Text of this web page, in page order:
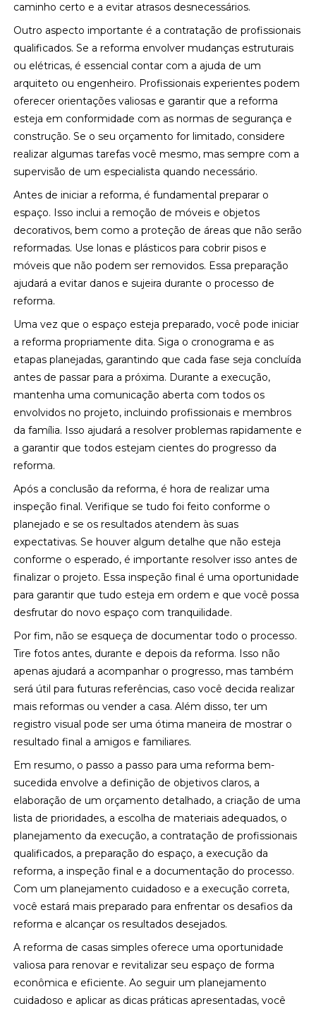
caminho certo e a evitar atrasos desnecessários.
Outro aspecto importante é a contratação de profissionais
qualificados. Se a reforma envolver mudanças estruturais
ou elétricas, é essencial contar com a ajuda de um
arquiteto ou engenheiro. Profissionais experientes podem
oferecer orientações valiosas e garantir que a reforma
esteja em conformidade com as normas de segurança e
construção. Se o seu orçamento for limitado, considere
realizar algumas tarefas você mesmo, mas sempre com a
supervisão de um especialista quando necessário.
Antes de iniciar a reforma, é fundamental preparar o
espaço. Isso inclui a remoção de móveis e objetos
decorativos, bem como a proteção de áreas que não serão
reformadas. Use lonas e plásticos para cobrir pisos e
móveis que não podem ser removidos. Essa preparação
ajudará a evitar danos e sujeira durante o processo de
reforma.
Uma vez que o espaço esteja preparado, você pode iniciar
a reforma propriamente dita. Siga o cronograma e as
etapas planejadas, garantindo que cada fase seja concluída
antes de passar para a próxima. Durante a execução,
mantenha uma comunicação aberta com todos os
envolvidos no projeto, incluindo profissionais e membros
da família. Isso ajudará a resolver problemas rapidamente e
a garantir que todos estejam cientes do progresso da
reforma.
Após a conclusão da reforma, é hora de realizar uma
inspeção final. Verifique se tudo foi feito conforme o
planejado e se os resultados atendem às suas
expectativas. Se houver algum detalhe que não esteja
conforme o esperado, é importante resolver isso antes de
finalizar o projeto. Essa inspeção final é uma oportunidade
para garantir que tudo esteja em ordem e que você possa
desfrutar do novo espaço com tranquilidade.
Por fim, não se esqueça de documentar todo o processo.
Tire fotos antes, durante e depois da reforma. Isso não
apenas ajudará a acompanhar o progresso, mas também
será útil para futuras referências, caso você decida realizar
mais reformas ou vender a casa. Além disso, ter um
registro visual pode ser uma ótima maneira de mostrar o
resultado final a amigos e familiares.
Em resumo, o passo a passo para uma reforma bem-
sucedida envolve a definição de objetivos claros, a
elaboração de um orçamento detalhado, a criação de uma
lista de prioridades, a escolha de materiais adequados, o
planejamento da execução, a contratação de profissionais
qualificados, a preparação do espaço, a execução da
reforma, a inspeção final e a documentação do processo.
Com um planejamento cuidadoso e a execução correta,
você estará mais preparado para enfrentar os desafios da
reforma e alcançar os resultados desejados.
A reforma de casas simples oferece uma oportunidade
valiosa para renovar e revitalizar seu espaço de forma
econômica e eficiente. Ao seguir um planejamento
cuidadoso e aplicar as dicas práticas apresentadas, você